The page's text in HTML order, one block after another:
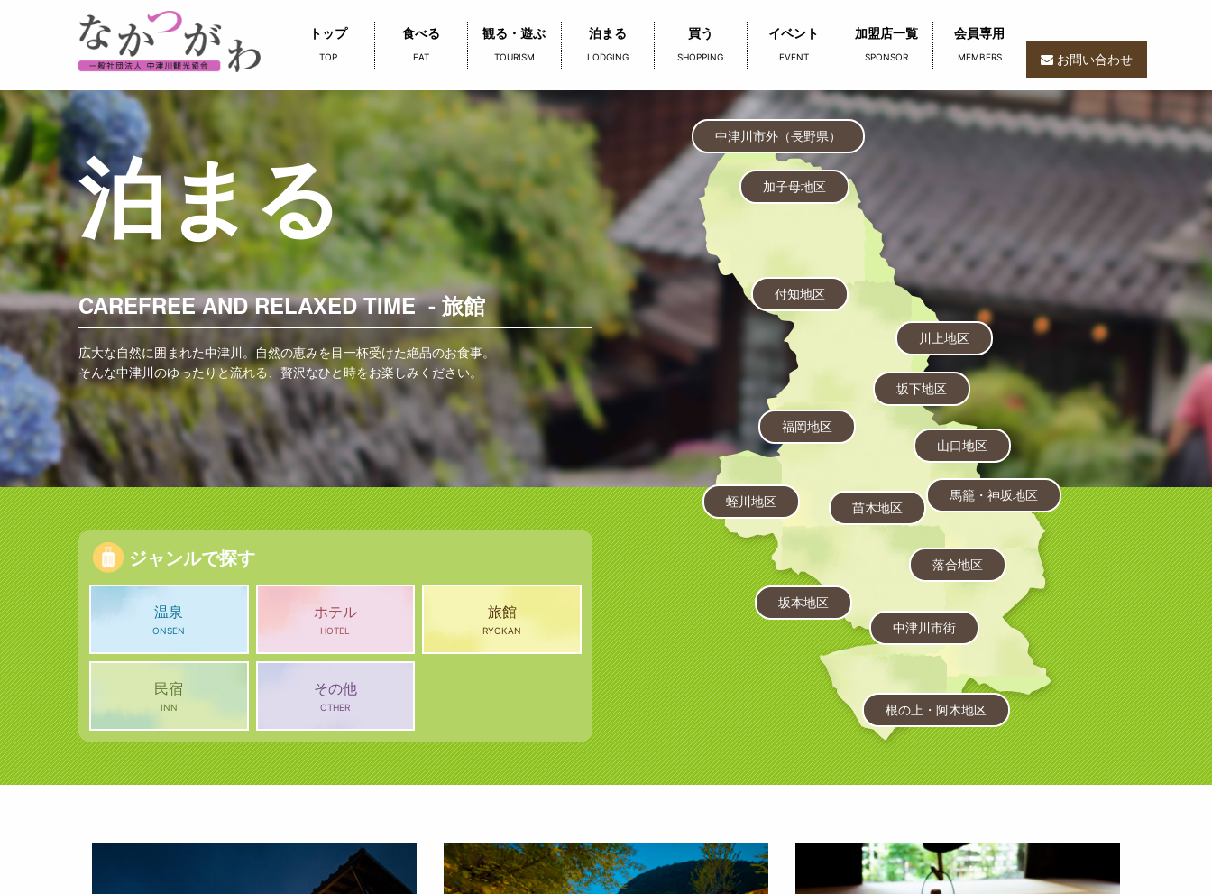
トップ
TOP
食べる
EAT
観る・遊ぶ
TOURISM
泊まる
LODGING
買う
SHOPPING
イベント
EVENT
加盟店一覧
SPONSOR
会員専用
MEMBERS お問い合わせ
泊まる
CAREFREE AND RELAXED TIME - 旅館
広大な自然に囲まれた中津川。自然の恵みを目一杯受けた絶品のお食事。
そんな中津川のゆったりと流れる、贅沢なひと時をお楽しみください。
中津川市外（長野県）
中津川市街
坂本地区
苗木地区
福岡地区
川上地区
坂下地区
山口地区
付知地区
加子母地区
蛭川地区
根の上・阿木地区
馬籠・神坂地区
落合地区
ジャンルで探す
温泉
ONSEN
ホテル
HOTEL
旅館
RYOKAN
民宿
INN
その他
OTHER